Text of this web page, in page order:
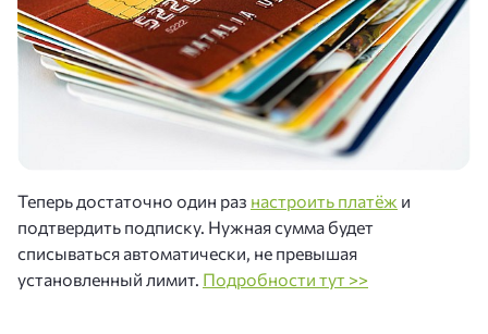
Теперь достаточно один раз настроить платёж и
подтвердить подписку. Нужная сумма будет
списываться автоматически, не превышая
установленный лимит. Подробности тут >>